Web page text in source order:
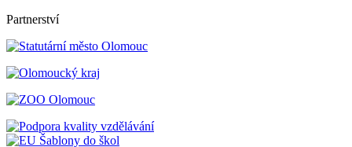
Partnerství